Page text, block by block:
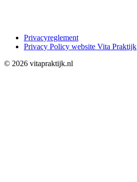
Privacyreglement
Privacy Policy website Vita Praktijk
© 2026 vitapraktijk.nl